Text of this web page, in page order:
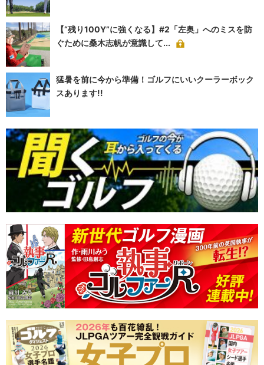
【“残り100Y”に強くなる】#2「左奥」へのミスを防
ぐために桑木志帆が意識して...
猛暑を前に今から準備！ゴルフにいいクーラーボック
スあります!!